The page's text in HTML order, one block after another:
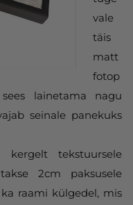
vale
täis
matt
fotop
lainetama nagu
seinale panekuks
tekstuursele
2cm paksusele
raami külgedel, mis